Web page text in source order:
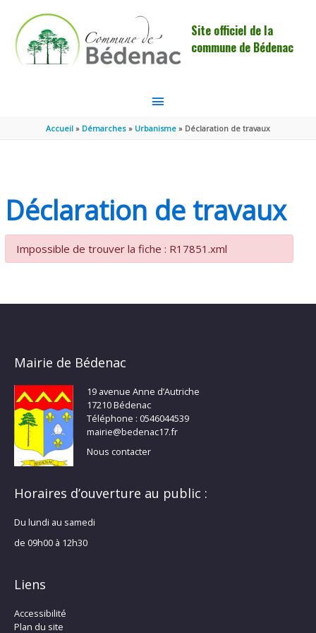
Site officiel de la
commune de Bédenac
MENU
PRINCIPAL
Accueil Démarches Urbanisme Déclaration de travaux
Déclaration de travaux
Impossible de trouver la fiche : R17851.xml
Mairie de Bédenac
19 avenue Anne d’Autriche
17210 Bédenac
Téléphone : 0546044539
mairie@bedenac17.fr
Nous contacter
Horaires d’ouverture au public :
Du lundi au samedi
de 09h00 à 12h30
Liens
Accessibilité
Plan du site